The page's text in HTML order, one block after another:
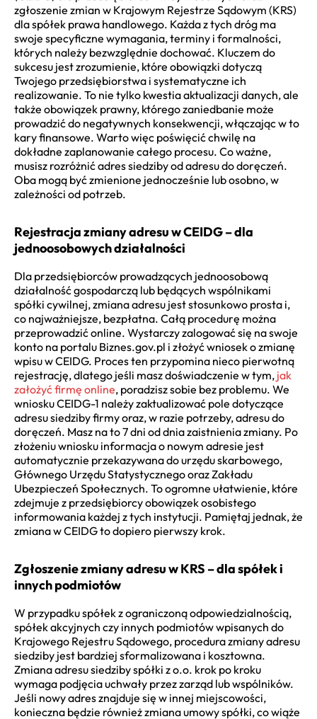
zgłoszenie zmian w Krajowym Rejestrze Sądowym (KRS)
dla spółek prawa handlowego. Każda z tych dróg ma
swoje specyficzne wymagania, terminy i formalności,
których należy bezwzględnie dochować. Kluczem do
sukcesu jest zrozumienie, które obowiązki dotyczą
Twojego przedsiębiorstwa i systematyczne ich
realizowanie. To nie tylko kwestia aktualizacji danych, ale
także obowiązek prawny, którego zaniedbanie może
prowadzić do negatywnych konsekwencji, włączając w to
kary finansowe. Warto więc poświęcić chwilę na
dokładne zaplanowanie całego procesu. Co ważne,
musisz rozróżnić adres siedziby od adresu do doręczeń.
Oba mogą być zmienione jednocześnie lub osobno, w
zależności od potrzeb.
Rejestracja zmiany adresu w CEIDG – dla
jednoosobowych działalności
Dla przedsiębiorców prowadzących jednoosobową
działalność gospodarczą lub będących wspólnikami
spółki cywilnej, zmiana adresu jest stosunkowo prosta i,
co najważniejsze, bezpłatna. Całą procedurę można
przeprowadzić online. Wystarczy zalogować się na swoje
konto na portalu Biznes.gov.pl i złożyć wniosek o zmianę
wpisu w CEIDG. Proces ten przypomina nieco pierwotną
rejestrację, dlatego jeśli masz doświadczenie w tym, jak
założyć firmę online, poradzisz sobie bez problemu. We
wniosku CEIDG-1 należy zaktualizować pole dotyczące
adresu siedziby firmy oraz, w razie potrzeby, adresu do
doręczeń. Masz na to 7 dni od dnia zaistnienia zmiany. Po
złożeniu wniosku informacja o nowym adresie jest
automatycznie przekazywana do urzędu skarbowego,
Głównego Urzędu Statystycznego oraz Zakładu
Ubezpieczeń Społecznych. To ogromne ułatwienie, które
zdejmuje z przedsiębiorcy obowiązek osobistego
informowania każdej z tych instytucji. Pamiętaj jednak, że
zmiana w CEIDG to dopiero pierwszy krok.
Zgłoszenie zmiany adresu w KRS – dla spółek i
innych podmiotów
W przypadku spółek z ograniczoną odpowiedzialnością,
spółek akcyjnych czy innych podmiotów wpisanych do
Krajowego Rejestru Sądowego, procedura zmiany adresu
siedziby jest bardziej sformalizowana i kosztowna.
Zmiana adresu siedziby spółki z o.o. krok po kroku
wymaga podjęcia uchwały przez zarząd lub wspólników.
Jeśli nowy adres znajduje się w innej miejscowości,
konieczna będzie również zmiana umowy spółki, co wiąże